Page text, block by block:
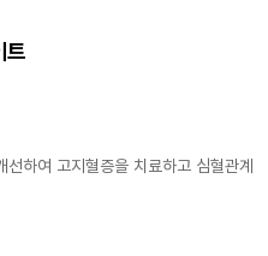
트
하여 고지혈증을 치료하고 심혈관계